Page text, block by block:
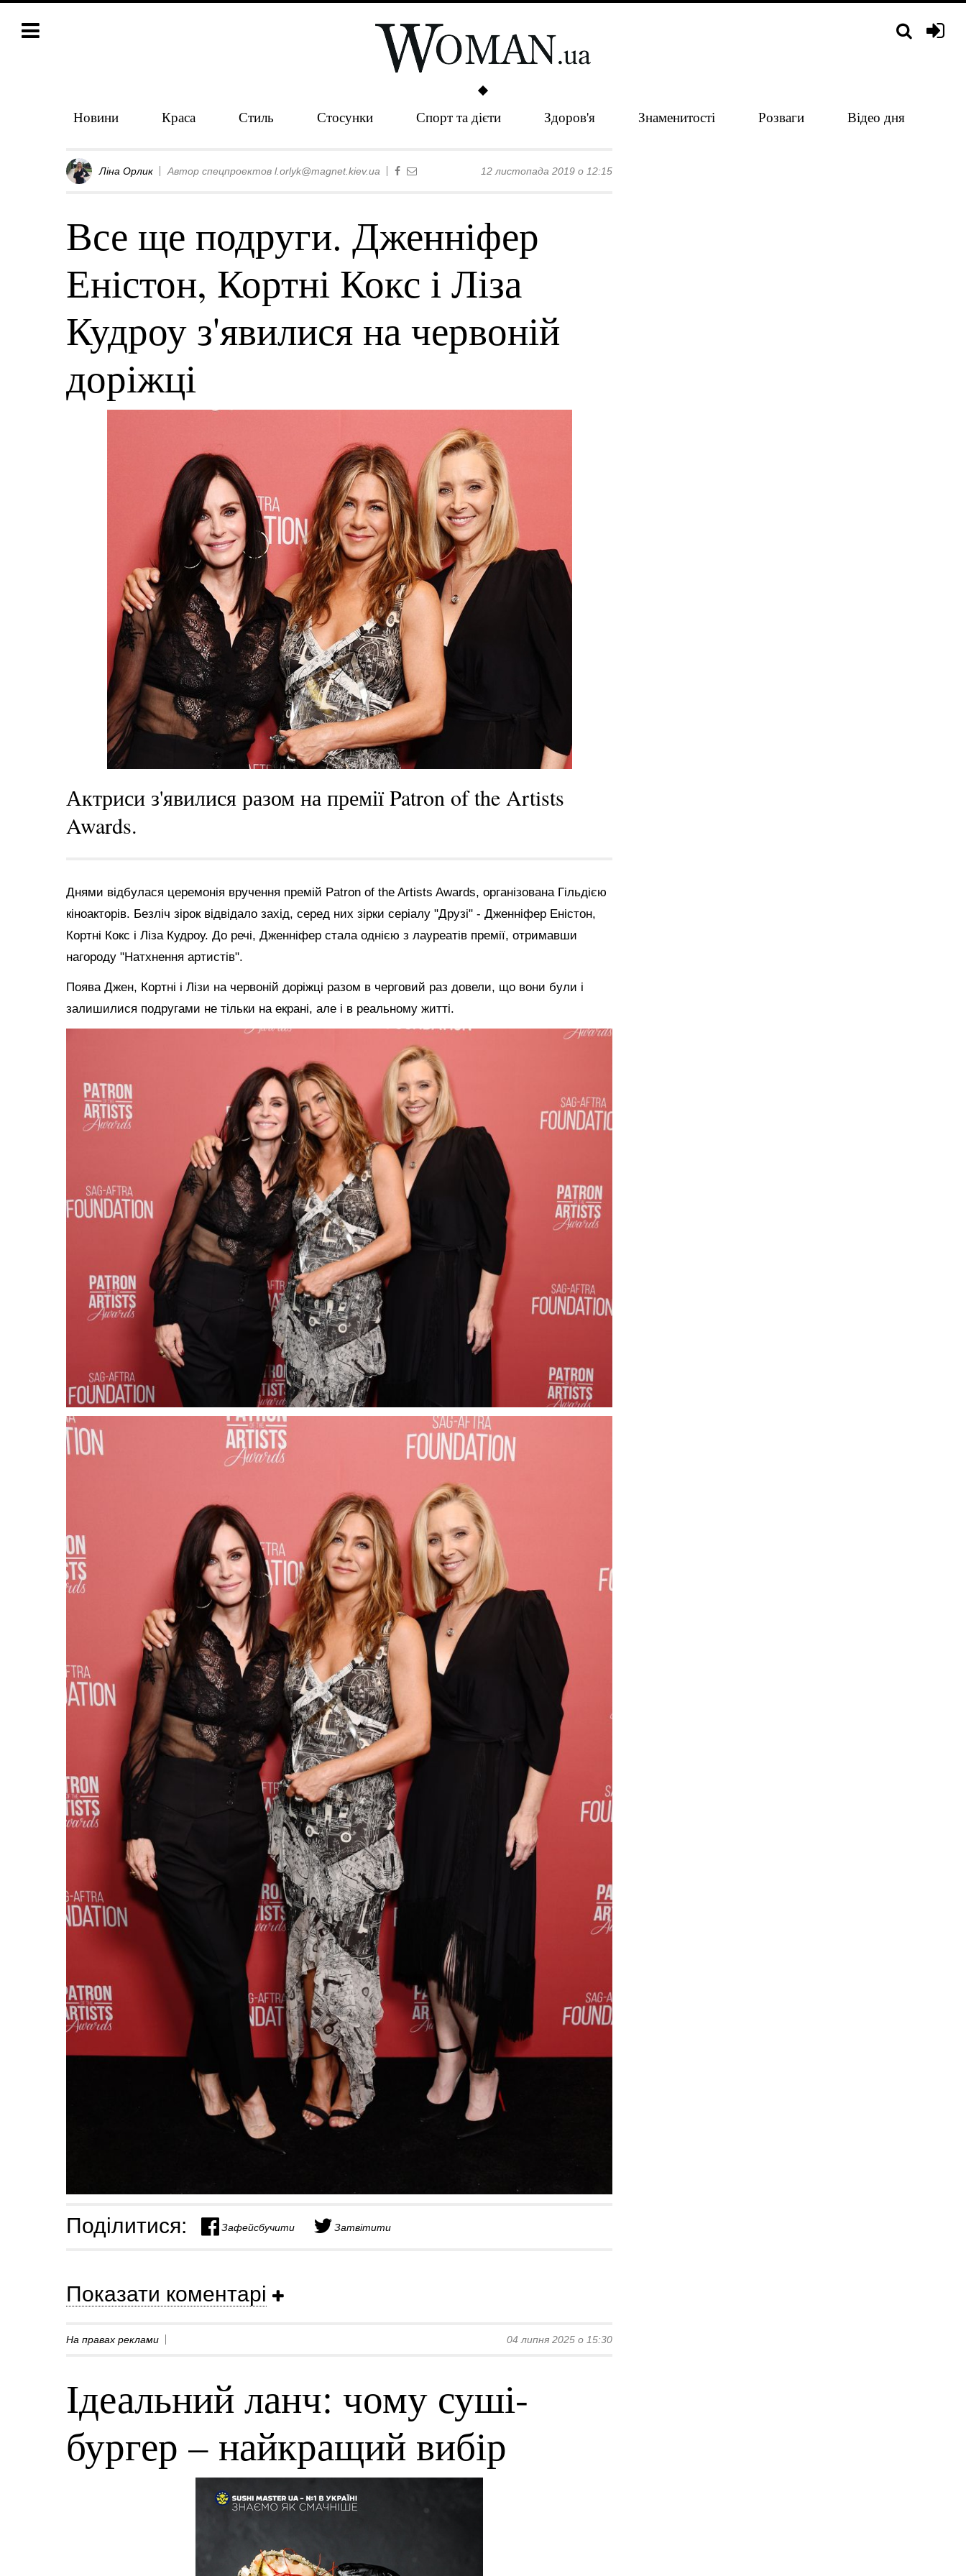
Новини Краса Стиль Стосунки Спорт та дієти Здоров'я Знаменитості Розваги Відео дня
Ліна Орлик Автор спецпроектов l.orlyk@magnet.kiev.ua 12 листопада 2019 о 12:15
Все ще подруги. Дженніфер
Еністон, Кортні Кокс і Ліза
Кудроу з'явилися на червоній
доріжці
Актриси з'явилися разом на премії Patron of the Artists
Awards.
Днями відбулася церемонія вручення премій Patron of the Artists Awards, організована Гільдією
кіноакторів. Безліч зірок відвідало захід, серед них зірки серіалу "Друзі" - Дженніфер Еністон,
Кортні Кокс і Ліза Кудроу. До речі, Дженніфер стала однією з лауреатів премії, отримавши
нагороду "Натхнення артистів".
Поява Джен, Кортні і Лізи на червоній доріжці разом в черговий раз довели, що вони були і
залишилися подругами не тільки на екрані, але і в реальному житті.
Поділитися: Зафейсбучити Затвітити
Показати коментарі
На правах реклами 04 липня 2025 о 15:30
Ідеальний ланч: чому суші-
бургер – найкращий вибір